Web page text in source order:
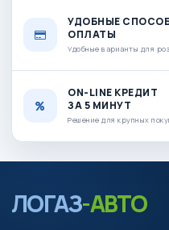
УДОБНЫЕ
ОПЛАТЫ
Удобные варианты для
ON-LINE КРЕДИТ
ЗА 5 МИНУТ
Решение для крупных
ЛОГАЗ-АВТО